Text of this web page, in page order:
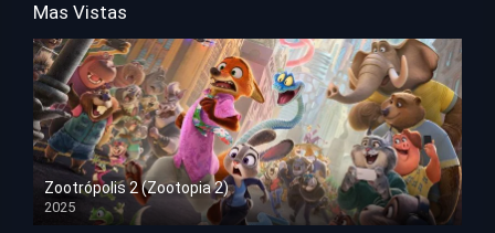
Mas Vistas
Zootrópolis 2 (Zootopia 2)
2025
HD 1080p